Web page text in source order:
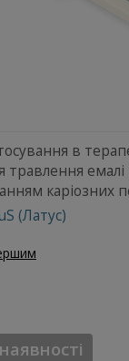
в
травлення
каріозних
(Латус)